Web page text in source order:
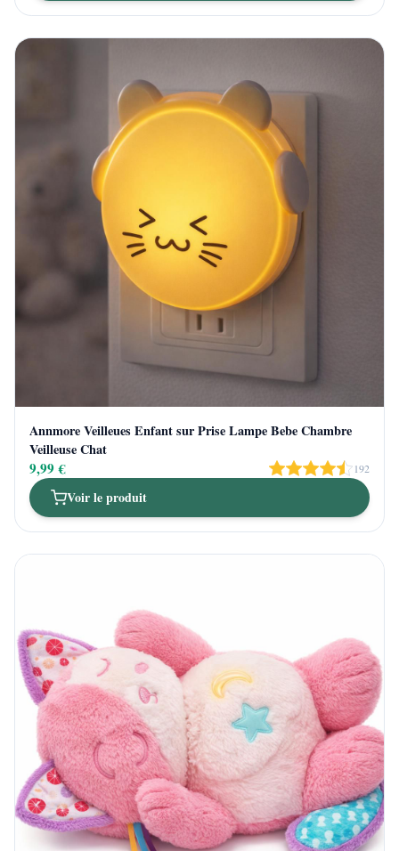
Annmore Veilleues Enfant sur Prise Lampe Bebe Chambre
Veilleuse Chat
9,99 € 192
Voir le produit